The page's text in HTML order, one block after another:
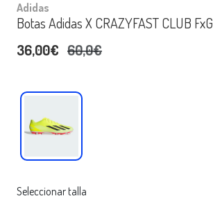
Adidas
Botas Adidas X CRAZYFAST CLUB FxG
36,00€ 60,0€
Seleccionar talla